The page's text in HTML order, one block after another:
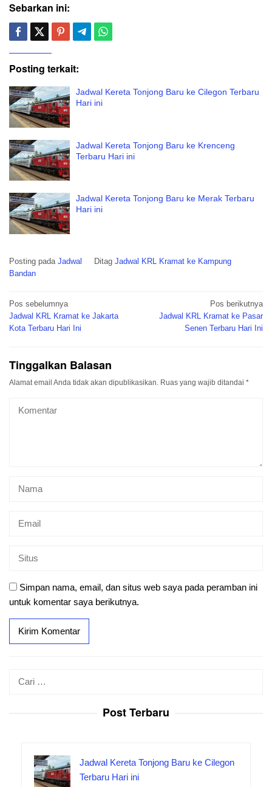
Sebarkan ini:
Posting terkait:
Jadwal Kereta Tonjong Baru ke Cilegon Terbaru
Hari ini
Jadwal Kereta Tonjong Baru ke Krenceng
Terbaru Hari ini
Jadwal Kereta Tonjong Baru ke Merak Terbaru
Hari ini
Posting pada Jadwal Ditag Jadwal KRL Kramat ke Kampung
Bandan
Navigasi
pos
Pos sebelumnya
Jadwal KRL Kramat ke Jakarta
Kota Terbaru Hari Ini
Pos berikutnya
Jadwal KRL Kramat ke Pasar
Senen Terbaru Hari Ini
Tinggalkan Balasan
Alamat email Anda tidak akan dipublikasikan. Ruas yang wajib ditandai *
Simpan nama, email, dan situs web saya pada peramban ini
untuk komentar saya berikutnya.
Post Terbaru
Jadwal Kereta Tonjong Baru ke Cilegon
Terbaru Hari ini